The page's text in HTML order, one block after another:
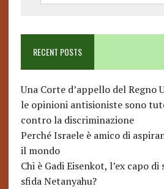
RECENT POSTS
Una Corte d’appello del Regno
le opinioni antisioniste sono
contro la discriminazione
Perché Israele è amico di
il mondo
Chi è Gadi Eisenkot, l’ex capo
sfida Netanyahu?